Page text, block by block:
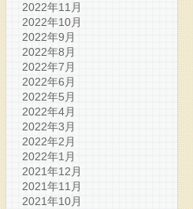
2022年11月
2022年10月
2022年9月
2022年8月
2022年7月
2022年6月
2022年5月
2022年4月
2022年3月
2022年2月
2022年1月
2021年12月
2021年11月
2021年10月